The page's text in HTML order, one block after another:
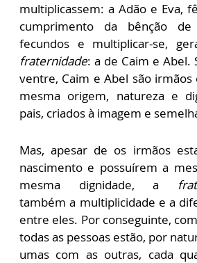
multiplicassem: a Adão e Eva,
cumprimento da bênção
fecundos e multiplicar-se,
fraternidade: a de Caim e Abel.
ventre, Caim e Abel são
mesma origem, natureza e
pais, criados à imagem e
Mas, apesar de os irmãos
nascimento e possuírem a
mesma dignidade, a
também a multiplicidade e a
entre eles. Por conseguinte,
todas as pessoas estão, por
umas com as outras, cada